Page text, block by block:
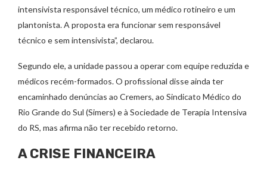
intensivista responsável técnico, um médico rotineiro e um
plantonista. A proposta era funcionar sem responsável
técnico e sem intensivista”, declarou.
Segundo ele, a unidade passou a operar com equipe reduzida e
médicos recém-formados. O profissional disse ainda ter
encaminhado denúncias ao Cremers, ao Sindicato Médico do
Rio Grande do Sul (Simers) e à Sociedade de Terapia Intensiva
do RS, mas afirma não ter recebido retorno.
A CRISE FINANCEIRA